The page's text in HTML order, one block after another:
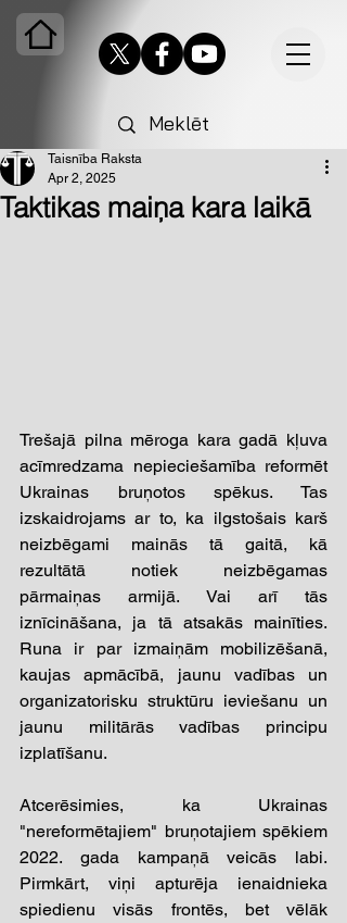
Taktikas maiņa kara laikā
Taisnība Raksta
Apr 2, 2025
Trešajā pilna mēroga kara gadā kļuva
acīmredzama nepieciešamība reformēt
Ukrainas bruņotos spēkus. Tas
izskaidrojams ar to, ka ilgstošais karš
neizbēgami mainās tā gaitā, kā
rezultātā notiek neizbēgamas
pārmaiņas armijā. Vai arī tās
iznīcināšana, ja tā atsakās mainīties.
Runa ir par izmaiņām mobilizēšanā,
kaujas apmācībā, jaunu vadības un
organizatorisku struktūru ieviešanu un
jaunu militārās vadības principu
izplatīšanu.
Atcerēsimies, ka Ukrainas
"nereformētajiem" bruņotajiem spēkiem
2022. gada kampaņā veicās labi.
Pirmkārt, viņi apturēja ienaidnieka
spiedienu visās frontēs, bet vēlāk